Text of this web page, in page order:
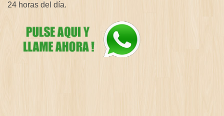
24 horas del día.